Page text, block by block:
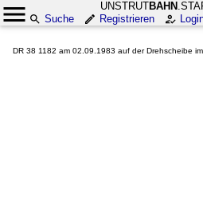
UNSTRUTBAHN
Suche
Registrieren
DR 38 1182 am 02.09.1983 auf der Drehscheibe